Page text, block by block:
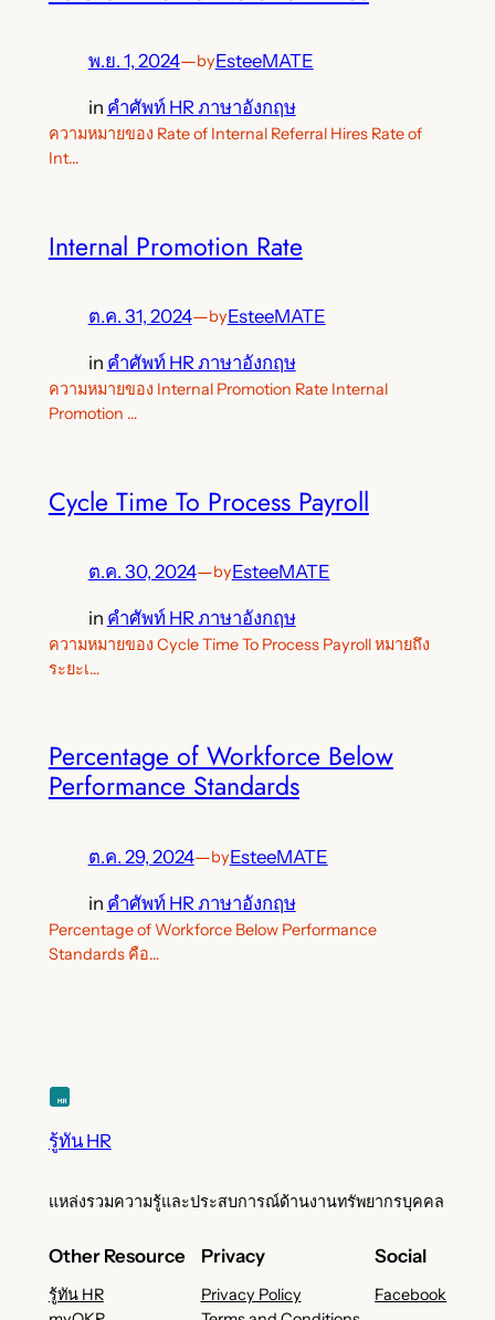
พ.ย. 1, 2024—byEsteeMATE
in คำศัพท์ HR ภาษาอังกฤษ
ความหมายของ Rate of Internal Referral Hires Rate of
Int…
Internal Promotion Rate
ต.ค. 31, 2024—byEsteeMATE
in คำศัพท์ HR ภาษาอังกฤษ
ความหมายของ Internal Promotion Rate Internal
Promotion …
Cycle Time To Process Payroll
ต.ค. 30, 2024—byEsteeMATE
in คำศัพท์ HR ภาษาอังกฤษ
ความหมายของ Cycle Time To Process Payroll หมายถึง
ระยะเ…
Percentage of Workforce Below
Performance Standards
ต.ค. 29, 2024—byEsteeMATE
in คำศัพท์ HR ภาษาอังกฤษ
Percentage of Workforce Below Performance
Standards คือ…
รู้ทัน HR
แหล่งรวมความรู้และประสบการณ์ด้านงานทรัพยากรบุคคล
Other Resource
รู้ทัน HR
Privacy
Privacy Policy
Social
Facebook